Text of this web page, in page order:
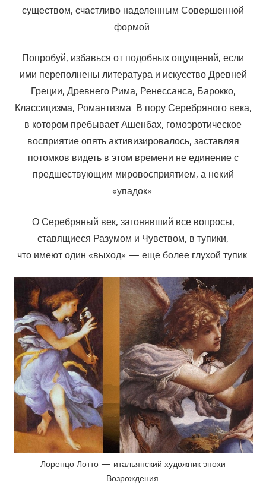
существом, счастливо наделенным Совершенной
формой.
Попробуй, избавься от подобных ощущений, если
ими переполнены литература и искусство Древней
Греции, Древнего Рима, Ренессанса, Барокко,
Классицизма, Романтизма. В пору Серебряного века,
в котором пребывает Ашенбах, гомоэротическое
восприятие опять активизировалось, заставляя
потомков видеть в этом времени не единение с
предшествующим мировосприятием, а некий
«упадок».
О Серебряный век, загонявший все вопросы,
ставящиеся Разумом и Чувством, в тупики,
что имеют один «выход» — еще более глухой тупик.
Лоренцо Лотто — итальянский художник эпохи
Возрождения.